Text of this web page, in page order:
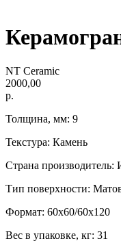
NT Ceramic
2000,00
р.
Толщина, мм: 9
Текстура: Камень
Страна производитель:
Тип поверхности:
Формат: 60х60/60х120
Вес в упаковке, кг: 31